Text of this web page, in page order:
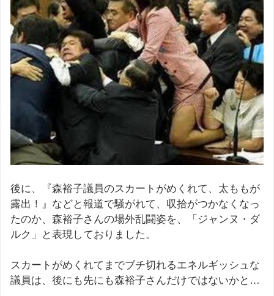
後に、『森裕子議員のスカートがめくれて、太ももが
露出！』などと報道で騒がれて、収拾がつかなくなっ
たのか、森裕子さんの場外乱闘姿を、「ジャンヌ・ダ
ルク」と表現しておりました。
スカートがめくれてまでブチ切れるエネルギッシュな
議員は、後にも先にも森裕子さんだけではないかと…